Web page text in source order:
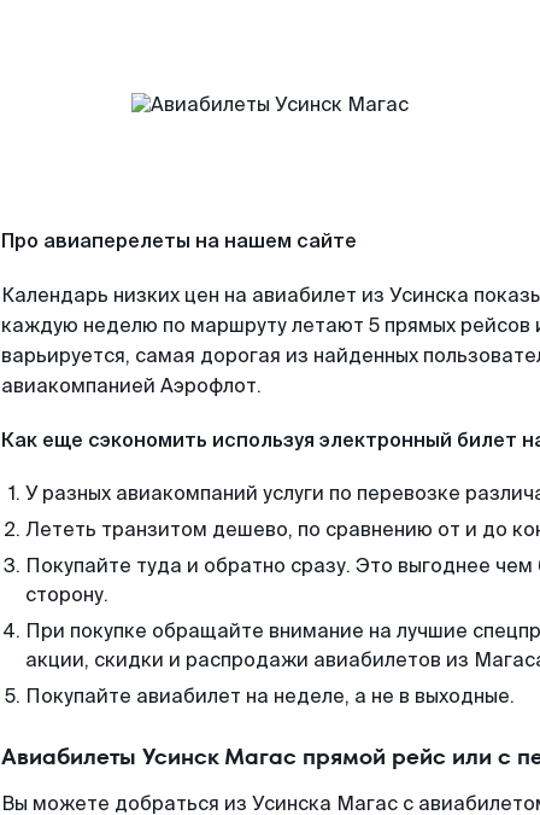
Про авиаперелеты на нашем сайте
Календарь низких цен на авиабилет из Усинска
каждую неделю по маршруту летают 5 прямых рейсов
варьируется, самая дорогая из найденных
авиакомпанией Аэрофлот.
Как еще сэкономить используя электронный билет
У разных авиакомпаний услуги по перевозке
Лететь транзитом дешево, по сравнению от и до
Покупайте туда и обратно сразу. Это выгоднее
сторону.
При покупке обращайте внимание на лучшие
акции, скидки и распродажи авиабилетов из
Покупайте авиабилет на неделе, а не в выходные.
Авиабилеты Усинск Магас прямой рейс или с
Вы можете добраться из Усинска Магас с